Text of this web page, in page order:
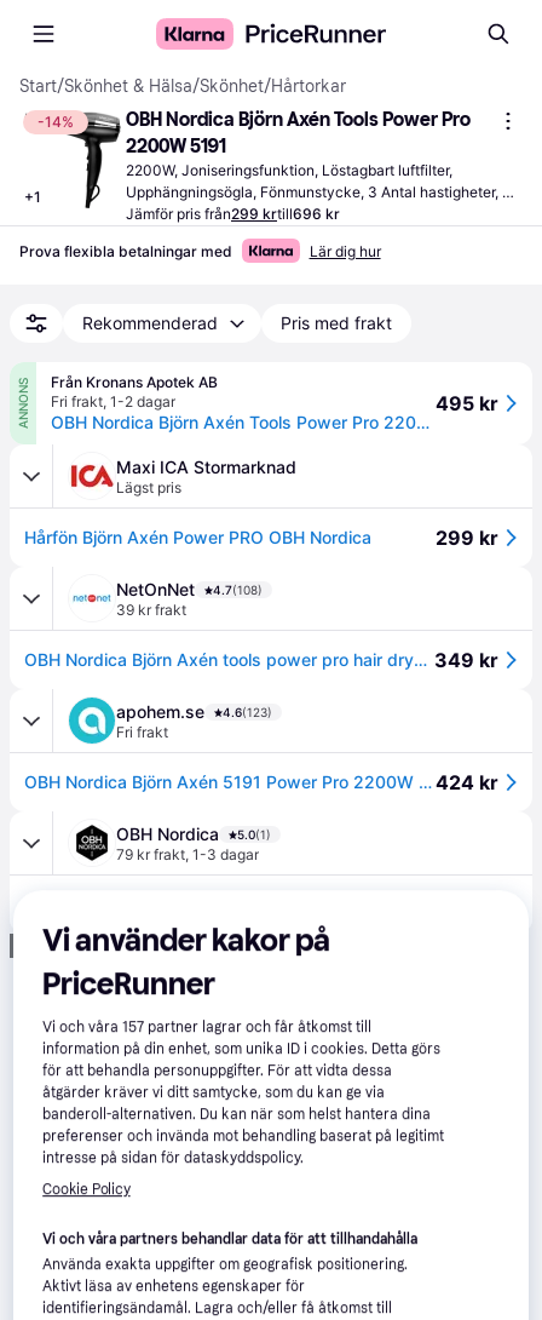
Start/Skönhet & Hälsa/Skönhet/Hårtorkar
-14%
+1
OBH Nordica Björn Axén Tools Power Pro
2200W 5191
2200W, Joniseringsfunktion, Löstagbart luftfilter,
Upphängningsögla, Fönmunstycke, 3 Antal hastigheter,
Sladdlängd: 2.8m
Jämför pris från299 krtill696 kr
Prova flexibla betalningar med Lär dig hur
Rekommenderad Pris med frakt
ANNONS
Från Kronans Apotek AB
Fri frakt, 1-2 dagar
OBH Nordica Björn Axén Tools Power Pro 2200 W Hårfön 1 st
495 kr
Maxi ICA Stormarknad
Lägst pris
Hårfön Björn Axén Power PRO OBH Nordica 299 kr
NetOnNet 4.7(108)
39 kr frakt
OBH Nordica Björn Axén tools power pro hair dryer 2200W 5191 349 kr
apohem.se 4.6(123)
Fri frakt
OBH Nordica Björn Axén 5191 Power Pro 2200W Hårfön424 kr
OBH Nordica 5.0(1)
79 kr frakt, 1-3 dagar
AnnonsVi använder kakor på
PriceRunner
Vi och våra157 partner lagrar och får åtkomst till
information på din enhet, som unika ID i cookies. Detta görs
för att behandla personuppgifter. För att vidta dessa
åtgärder kräver vi ditt samtycke, som du kan ge via
banderoll-alternativen. Du kan när som helst hantera dina
preferenser och invända mot behandling baserat på legitimt
intresse på sidan för dataskyddspolicy.
Cookie Policy
Vi och våra partners behandlar data för att tillhandahålla
Använda exakta uppgifter om geografisk positionering.
Aktivt läsa av enhetens egenskaper för
identifieringsändamål. Lagra och/eller få åtkomst till